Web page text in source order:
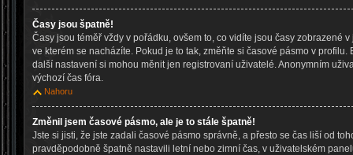
Časy jsou špatně!
Časy jsou téměř vždy v pořádku, ovšem to, co vidíte jsou časy zobrazené
ve kterém se nacházíte. Pokud je to tak, změňte si časové pásmo v profilu.
další nastavení si mohou měnit jen registrovaní uživatelé. Anonymním
výchozí čas fóra.
Nahoru
Změnil jsem časové pásmo, ale je to stále špatně!
Jste si jisti, že jste zadali časové pásmo správně, a přesto se čas liší od
pravděpodobně špatně nastavili letní nebo zimní čas, v uživatelském